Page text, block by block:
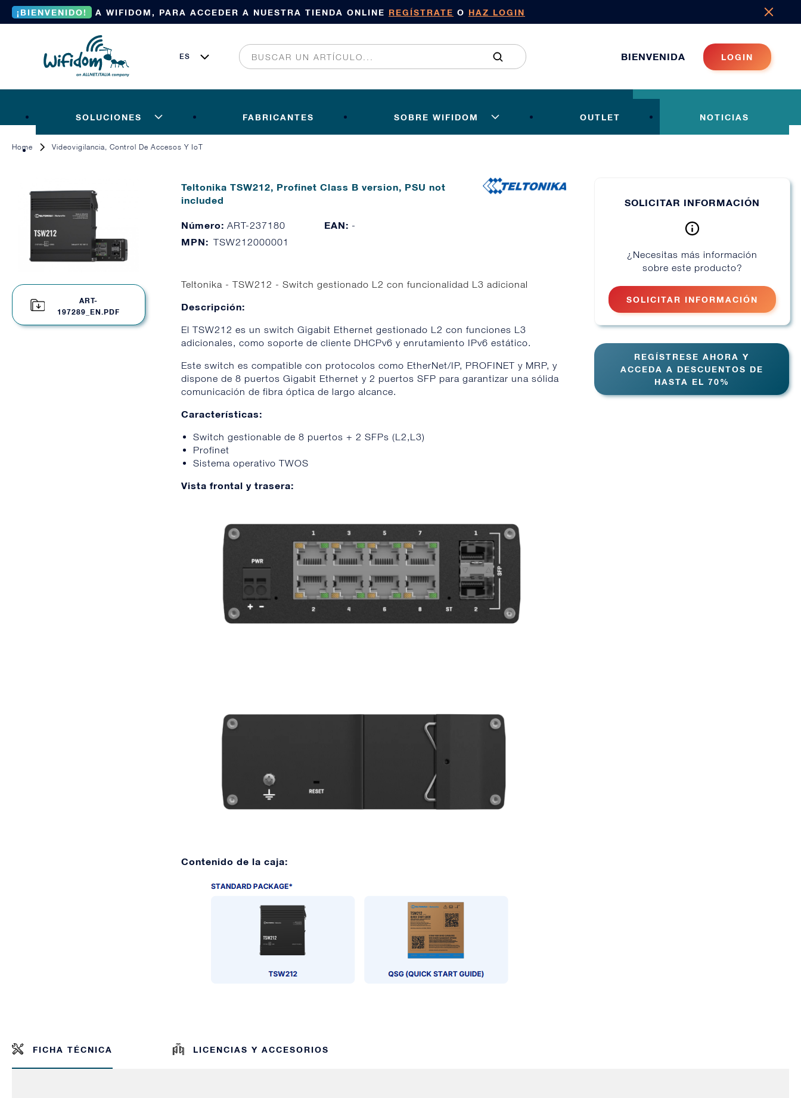
¡BIENVENIDO! A WIFIDOM, PARA ACCEDER A NUESTRA TIENDA ONLINE REGÍSTRATE O HAZ LOGIN
BIENVENIDA LOGIN
SOLUCIONES FABRICANTES SOBRE WIFIDOM OUTLET NOTICIAS
Home Videovigilancia, Control De Accesos Y IoT
ART-
197289_EN.PDF
Teltonika TSW212, Profinet Class B version, PSU not
included
Número:ART-237180 EAN: -
MPN: TSW212000001
Teltonika - TSW212 - Switch gestionado L2 con funcionalidad L3 adicional
Descripción:
El TSW212 es un switch Gigabit Ethernet gestionado L2 con funciones L3
adicionales, como soporte de cliente DHCPv6 y enrutamiento IPv6 estático.
Este switch es compatible con protocolos como EtherNet/IP, PROFINET y MRP, y
dispone de 8 puertos Gigabit Ethernet y 2 puertos SFP para garantizar una sólida
comunicación de fibra óptica de largo alcance.
Características:
Switch gestionable de 8 puertos + 2 SFPs (L2,L3)
Profinet
Sistema operativo TWOS
Vista frontal y trasera:
Contenido de la caja:
capacità di gestione avanzate Supporta
SOLICITAR INFORMACIÓN
¿Necesitas más información
sobre este producto?
SOLICITAR INFORMACIÓN
REGÍSTRESE AHORA Y
ACCEDA A DESCUENTOS DE
HASTA EL 70%
FICHA TÉCNICA LICENCIAS Y ACCESORIOS